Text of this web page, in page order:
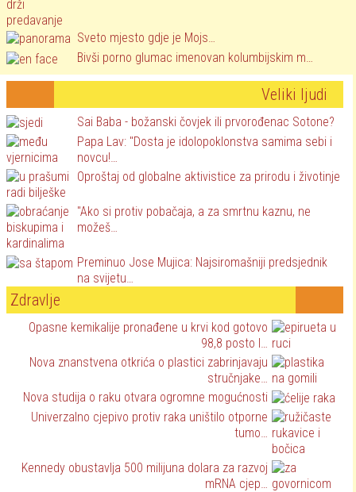
Sveto mjesto gdje je Mojs…
Bivši porno glumac imenovan kolumbijskim m…
Veliki ljudi
Sai Baba - božanski čovjek ili prvorođenac Sotone?
Papa Lav: "Dosta je idolopoklonstva samima sebi i
novcu!…
Oproštaj od globalne aktivistice za prirodu i životinje
"Ako si protiv pobačaja, a za smrtnu kaznu, ne
možeš…
Preminuo Jose Mujica: Najsiromašniji predsjednik
na svijetu…
Zdravlje
Opasne kemikalije pronađene u krvi kod gotovo
98,8 posto l…
Nova znanstvena otkrića o plastici zabrinjavaju
stručnjake…
Nova studija o raku otvara ogromne mogućnosti
Univerzalno cjepivo protiv raka uništilo otporne
tumo…
Kennedy obustavlja 500 milijuna dolara za razvoj
mRNA cjep…